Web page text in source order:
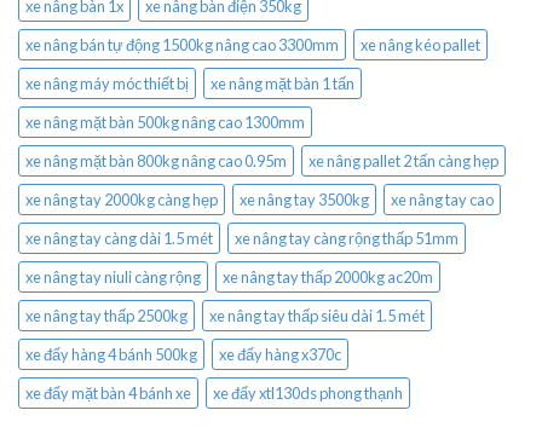
xe nâng bàn 1x
xe nâng bàn điện 350kg
xe nâng bán tự động 1500kg nâng cao 3300mm
xe nâng kéo pallet
xe nâng máy móc thiết bị
xe nâng mặt bàn 1 tấn
xe nâng mặt bàn 500kg nâng cao 1300mm
xe nâng mặt bàn 800kg nâng cao 0.95m
xe nâng pallet 2 tấn càng hẹp
xe nâng tay 2000kg càng hẹp
xe nâng tay 3500kg
xe nâng tay cao
xe nâng tay càng dài 1.5 mét
xe nâng tay càng rộng thấp 51mm
xe nâng tay niuli càng rộng
xe nâng tay thấp 2000kg ac20m
xe nâng tay thấp 2500kg
xe nâng tay thấp siêu dài 1.5 mét
xe đẩy hàng 4 bánh 500kg
xe đẩy hàng x370c
xe đẩy mặt bàn 4 bánh xe
xe đẩy xtl130ds phong thạnh